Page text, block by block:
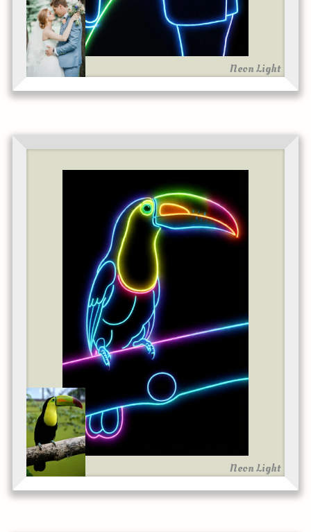
Neon Light
Neon Light